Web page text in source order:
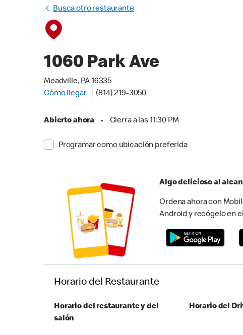
Busca otro restaurante
1060 Park Ave
Meadville, PA 16335
Cómo llegar
(814) 219-3050
Abierto ahora • Cierra a las 11:30 PM
Programar como ubicación preferida
Algo delicioso al
Ordena ahora con
Android y recógelo en
Horario del Restaurante
Horario del restaurante y del
salón
Horario del